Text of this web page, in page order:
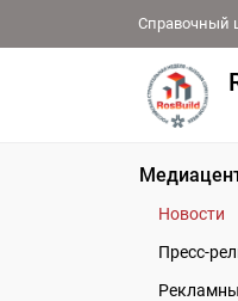
Справочный
Новости
Пресс-